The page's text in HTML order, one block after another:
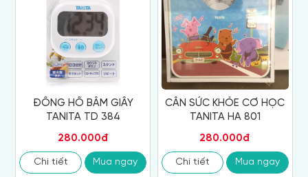
ĐỒNG HỒ BẤM GIÂY
TANITA TD 384
280.000đ
Chi tiết Mua ngay
CÂN SỨC KHỎE CƠ HỌC
TANITA HA 801
280.000đ
Chi tiết Mua ngay